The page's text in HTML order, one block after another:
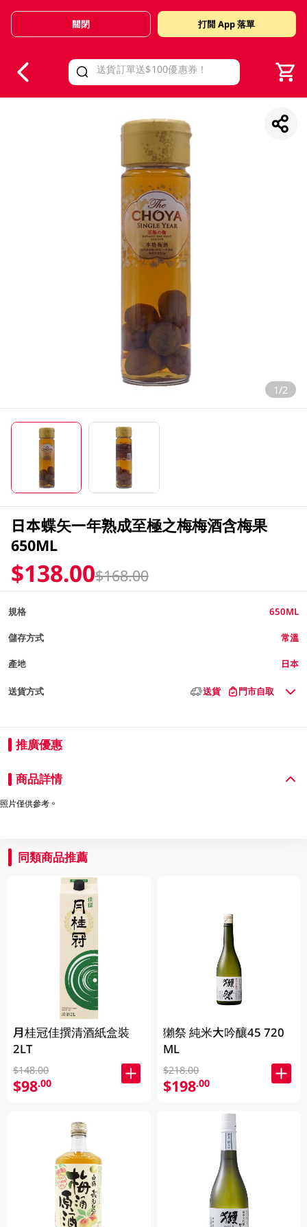
Valid Until 30 June 2026
關閉 打開 App 落單
1/2
日本蝶矢一年熟成至極之梅梅酒含梅果
650ML
$138.00$168.00
規格 650ML
儲存方式 常溫
產地 日本
送貨方式 送貨 門市自取
推廣優惠
商品詳情
照片僅供參考。
同類商品推薦
月桂冠佳撰清酒紙盒裝
2LT
$148.00
$98.00
獺祭 純米大吟釀45 720
ML
$218.00
$198.00